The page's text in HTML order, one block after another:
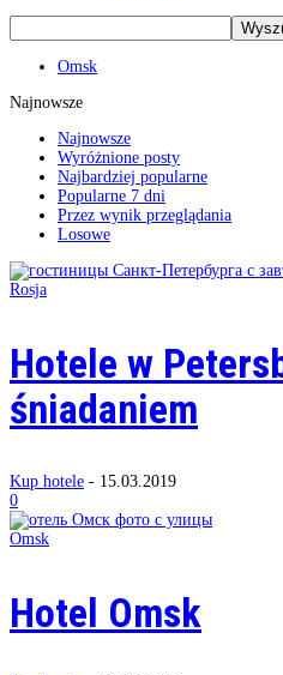
Omsk
Najnowsze
Najnowsze
Wyróżnione posty
Najbardziej popularne
Popularne 7 dni
Przez wynik przeglądania
Losowe
Rosja
Hotele w
śniadaniem
Kup hotele - 15.03.2019
0
Omsk
Hotel Omsk